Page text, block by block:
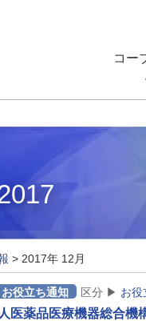
コー
> 2017年 12月
お役立ち通知 区分 ▶ お役
人医薬品医療機器総合